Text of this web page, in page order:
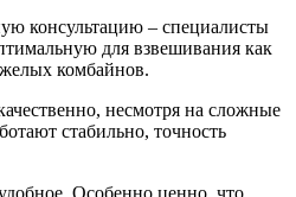
консультацию – специалисты
для взвешивания как
комбайнов.
несмотря на сложные
стабильно, точность
Особенно ценно, что